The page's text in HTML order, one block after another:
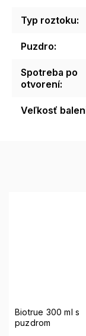
Typ roztoku:
Puzdro:
Spotreba po
otvorení:
Veľkosť
Biotrue 300 ml s
puzdrom